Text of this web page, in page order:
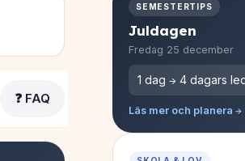
❓ FAQ
SEMESTERTIPS
Juldagen
Fredag 25 december
1 dag → 4 dagars
Läs mer och planera →